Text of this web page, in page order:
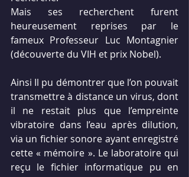
Mais ses recherchent furent
heureusement reprises par le
fameux Professeur Luc Montagnier
(découverte du VIH et prix Nobel).
Ainsi Il pu démontrer que l’on pouvait
transmettre à distance un virus, dont
il ne restait plus que l’empreinte
vibratoire dans l’eau après dilution,
via un fichier sonore ayant enregistré
cette « mémoire ». Le laboratoire qui
reçu le fichier informatique pu en